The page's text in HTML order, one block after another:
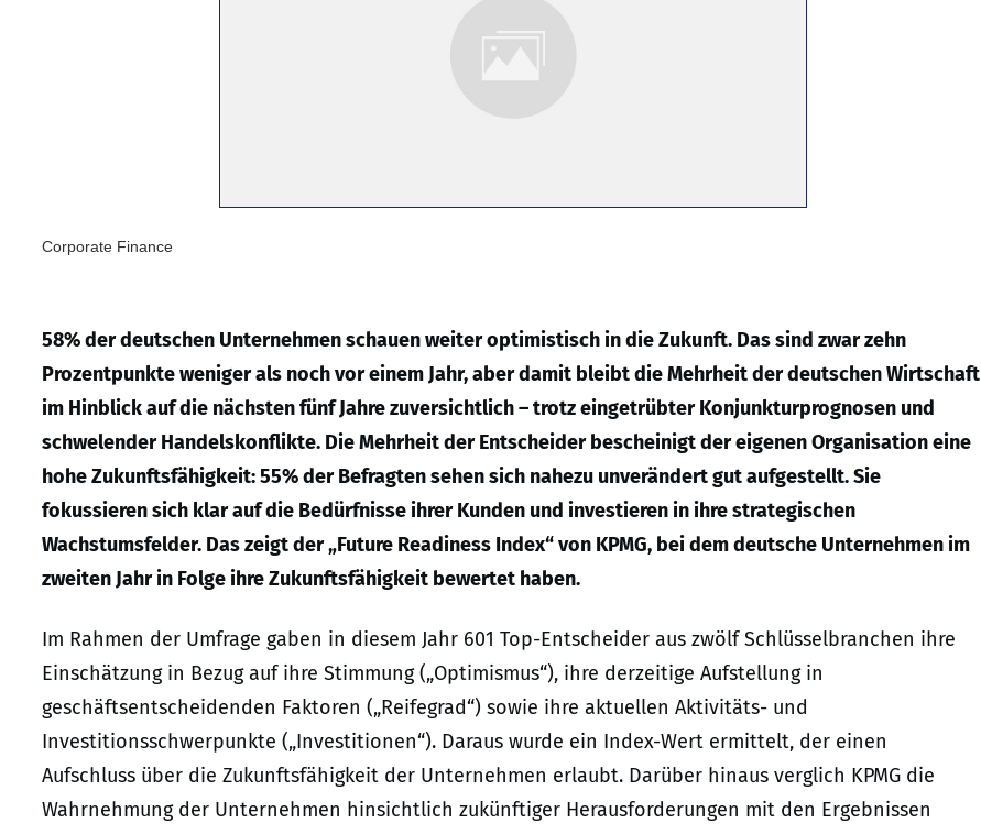
Corporate Finance
58% der deutschen Unternehmen schauen weiter optimistisch in die Zukunft. Das sind zwar zehn
Prozentpunkte weniger als noch vor einem Jahr, aber damit bleibt die Mehrheit der deutschen Wirtschaft
im Hinblick auf die nächsten fünf Jahre zuversichtlich – trotz eingetrübter Konjunkturprognosen und
schwelender Handelskonflikte. Die Mehrheit der Entscheider bescheinigt der eigenen Organisation eine
hohe Zukunftsfähigkeit: 55% der Befragten sehen sich nahezu unverändert gut aufgestellt. Sie
fokussieren sich klar auf die Bedürfnisse ihrer Kunden und investieren in ihre strategischen
Wachstumsfelder. Das zeigt der „Future Readiness Index“ von KPMG, bei dem deutsche Unternehmen im
zweiten Jahr in Folge ihre Zukunftsfähigkeit bewertet haben.
Im Rahmen der Umfrage gaben in diesem Jahr 601 Top-Entscheider aus zwölf Schlüsselbranchen ihre
Einschätzung in Bezug auf ihre Stimmung („Optimismus“), ihre derzeitige Aufstellung in
geschäftsentscheidenden Faktoren („Reifegrad“) sowie ihre aktuellen Aktivitäts- und
Investitionsschwerpunkte („Investitionen“). Daraus wurde ein Index-Wert ermittelt, der einen
Aufschluss über die Zukunftsfähigkeit der Unternehmen erlaubt. Darüber hinaus verglich KPMG die
Wahrnehmung der Unternehmen hinsichtlich zukünftiger Herausforderungen mit den Ergebnissen